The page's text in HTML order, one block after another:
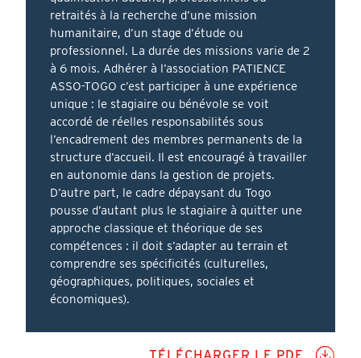
retraités à la recherche d’une mission
humanitaire, d’un stage d’étude ou
professionnel. La durée des missions varie de 2
à 6 mois. Adhérer à l’association PATIENCE
ASSO-TOGO c’est participer à une expérience
unique : le stagiaire ou bénévole se voit
accordé de réelles responsabilités sous
l’encadrement des membres permanents de la
structure d’accueil. Il est encouragé à travailler
en autonomie dans la gestion de projets.
D’autre part, le cadre dépaysant du Togo
pousse d’autant plus le stagiaire à quitter une
approche classique et théorique de ses
compétences : il doit s’adapter au terrain et
comprendre ses spécificités (culturelles,
géographiques, politiques, sociales et
économiques).
TÉLÉCHARGER LE PDF